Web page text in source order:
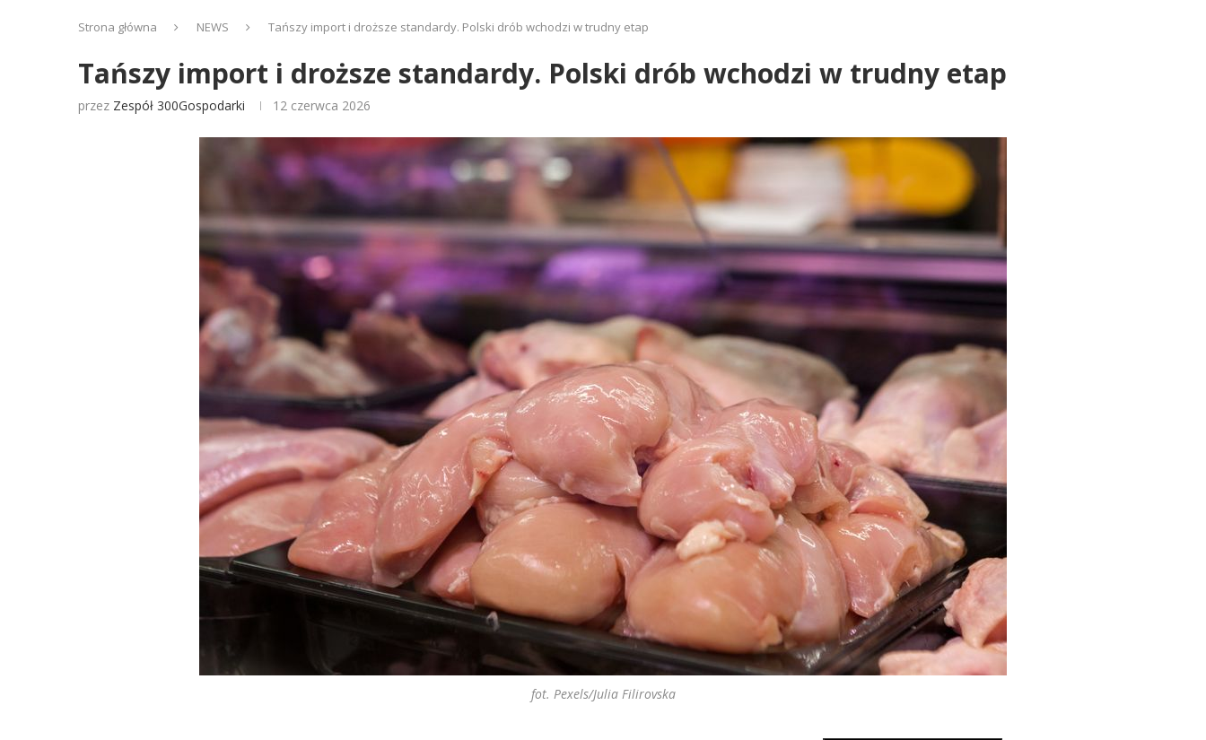
Strona główna NEWS Tańszy import i droższe standardy. Polski drób wchodzi w trudny etap
Tańszy import i droższe standardy. Polski drób wchodzi w trudny etap
przez Zespół 300Gospodarki 12 czerwca 2026
fot. Pexels/Julia Filirovska